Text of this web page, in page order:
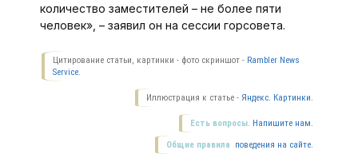
количество заместителей – не более пяти
человек», – заявил он на сессии горсовета.
Цитирование статьи, картинки - фото скриншот - Rambler News
Service.
Иллюстрация к статье - Яндекс. Картинки.
Есть вопросы. Напишите нам.
Общие правила поведения на сайте.